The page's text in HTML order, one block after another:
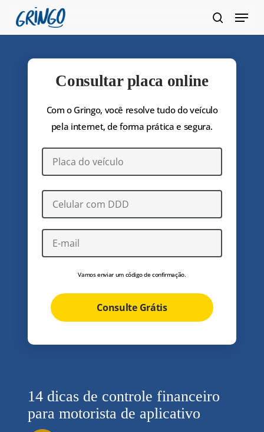
Pular
para
conteúdo
Menu
Consultar placa online
Com o Gringo, você resolve tudo do veículo
pela internet, de forma prática e segura.
Vamos enviar um código de confirmação.
Consulte Grátis
14 dicas de controle financeiro
para motorista de aplicativo